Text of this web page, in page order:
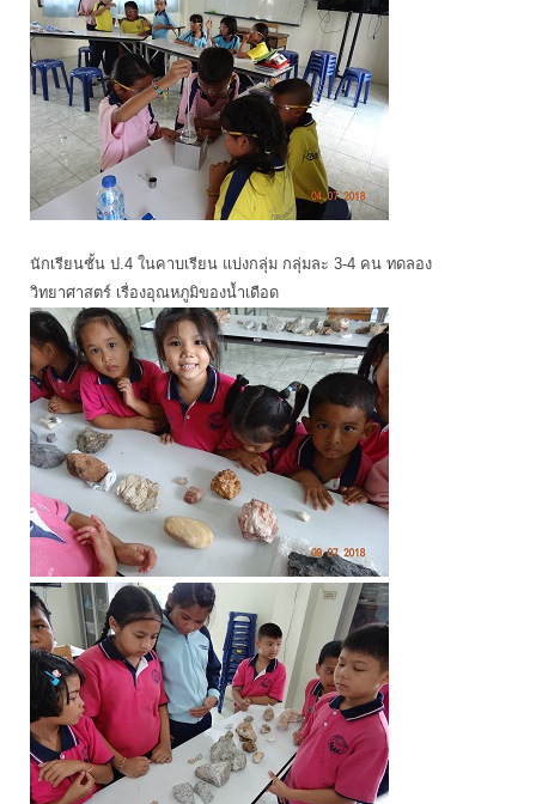
นักเรียนชั้น ป.4 ในคาบเรียน แบ่งกลุ่ม กลุ่มละ 3-4 คน ทดลอง
วิทยาศาสตร์ เรื่องอุณหภูมิของน้ำเดือด